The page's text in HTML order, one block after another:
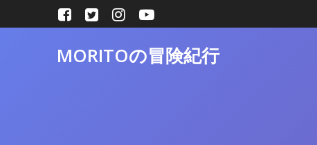
ン
MORITOの冒険紀行